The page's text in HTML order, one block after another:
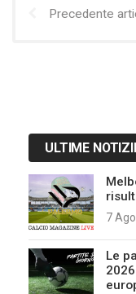
Precedente
ULTIME
7
Le